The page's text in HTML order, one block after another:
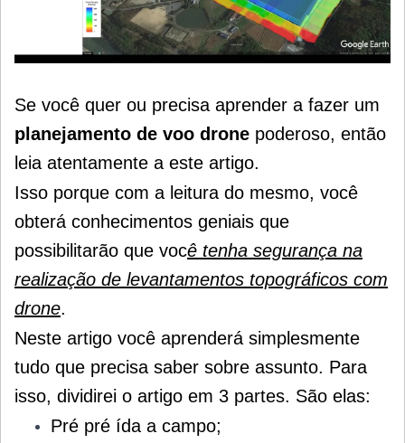
Se você quer ou precisa aprender a fazer um
planejamento de voo drone poderoso, então
leia atentamente a este artigo.
Isso porque com a leitura do mesmo, você
obterá conhecimentos geniais que
possibilitarão que você tenha segurança na
realização de levantamentos topográficos com
drone.
Neste artigo você aprenderá simplesmente
tudo que precisa saber sobre assunto. Para
isso, dividirei o artigo em 3 partes. São elas:
Pré pré ída a campo;